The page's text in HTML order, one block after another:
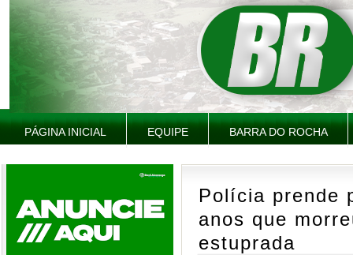
PÁGINA INICIAL EQUIPE BARRA DO ROCHA
Polícia prende
anos que
estuprada